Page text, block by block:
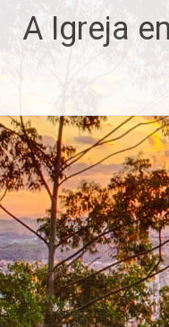
paraA Igreja